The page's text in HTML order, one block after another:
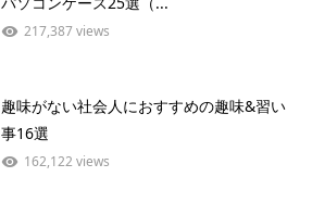
217,387 views
趣味がない社会人におすすめの趣味&習い
事16選
162,122 views